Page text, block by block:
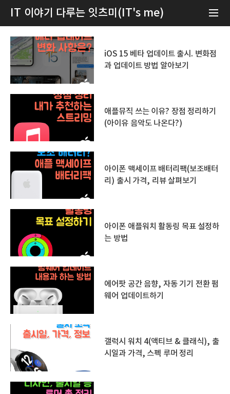
IT 이야기 다루는 잇츠미(IT's me)
iOS 15 베타 업데이트 출시. 변화점
과 업데이트 방법 알아보기
애플뮤직 쓰는 이유? 장점 정리하기
(아이유 음악도 나온다?)
아이폰 맥세이프 배터리팩(보조배터
리) 출시 가격, 리뷰 살펴보기
아이폰 애플워치 활동링 목표 설정하
는 방법
에어팟 공간 음향, 자동 기기 전환 펌
웨어 업데이트하기
갤럭시 워치 4(액티브 & 클래식), 출
시일과 가격, 스펙 루머 정리